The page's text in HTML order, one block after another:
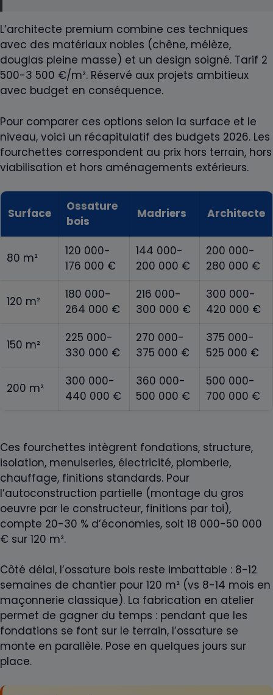
L’architecte premium combine ces techniques
avec des matériaux nobles (chêne, mélèze,
douglas pleine masse) et un design soigné. Tarif 2
500-3 500 €/m². Réservé aux projets ambitieux
avec budget en conséquence.
Pour comparer ces options selon la surface et le
niveau, voici un récapitulatif des budgets 2026. Les
fourchettes correspondent au prix hors terrain, hors
viabilisation et hors aménagements extérieurs.
Surface
Ossature
bois
Madriers Architecte
80 m²
120 000-
176 000 €
144 000-
200 000 €
200 000-
280 000 €
120 m²
180 000-
264 000 €
216 000-
300 000 €
300 000-
420 000 €
150 m²
225 000-
330 000 €
270 000-
375 000 €
375 000-
525 000 €
200 m²
300 000-
440 000 €
360 000-
500 000 €
500 000-
700 000 €
Ces fourchettes intègrent fondations, structure,
isolation, menuiseries, électricité, plomberie,
chauffage, finitions standards. Pour
l’autoconstruction partielle (montage du gros
oeuvre par le constructeur, finitions par toi),
compte 20-30 % d’économies, soit 18 000-50 000
€ sur 120 m².
Côté délai, l’ossature bois reste imbattable : 8-12
semaines de chantier pour 120 m² (vs 8-14 mois en
maçonnerie classique). La fabrication en atelier
permet de gagner du temps : pendant que les
fondations se font sur le terrain, l’ossature se
monte en parallèle. Pose en quelques jours sur
place.